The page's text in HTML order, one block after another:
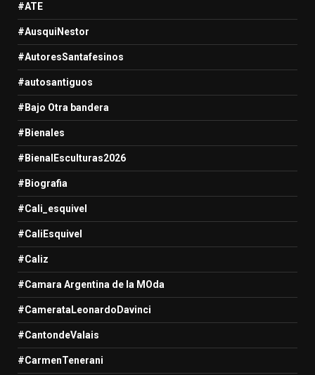
#ATE
#AusquiNestor
#AutoresSantafesinos
#autosantiguos
#Bajo Otra bandera
#Bienales
#BienalEsculturas2026
#Biografia
#Cali_esquivel
#CaliEsquivel
#Caliz
#Camara Argentina de la MOda
#CamerataLeonardoDavinci
#CantondeValais
#CarmenTenerani